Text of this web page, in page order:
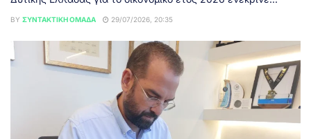
BY ΣΥΝΤΑΚΤΙΚΉ ΟΜΆΔΑ 29/07/2026, 20:35